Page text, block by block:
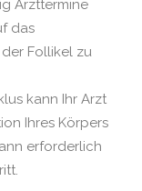
Arzttermine
das
Follikel zu
kann Ihr Arzt
Ihres Körpers
erforderlich